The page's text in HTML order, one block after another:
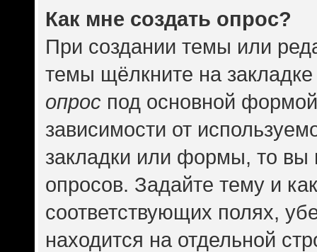
Как мне создать опрос?
При создании темы или
темы щёлкните на
опрос под основной
зависимости от
закладки или формы, то вы
опросов. Задайте тему и
соответствующих полях,
находится на отдельной